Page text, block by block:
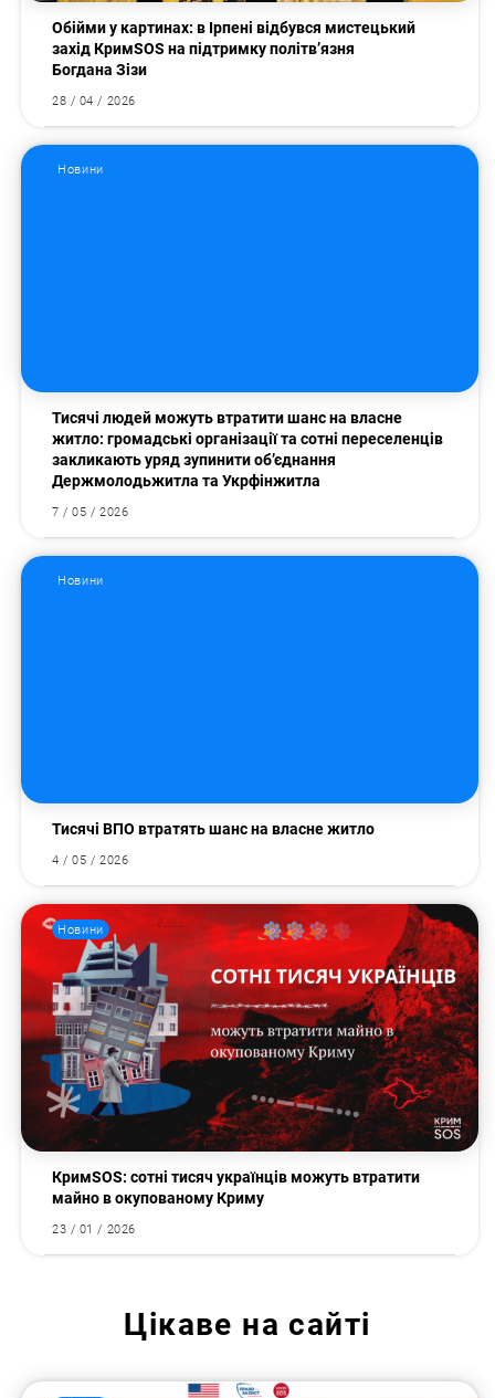
Обійми у картинах: в Ірпені відбувся мистецький
захід КримSOS на підтримку політв’язня
Богдана Зізи
28 / 04 / 2026
Новини
Тисячі людей можуть втратити шанс на власне
житло: громадські організації та сотні переселенців
закликають уряд зупинити об’єднання
Держмолодьжитла та Укрфінжитла
7 / 05 / 2026
Новини
Тисячі ВПО втратять шанс на власне житло
4 / 05 / 2026
Новини
КримSOS: сотні тисяч українців можуть втратити
майно в окупованому Криму
23 / 01 / 2026
Цікаве на сайті